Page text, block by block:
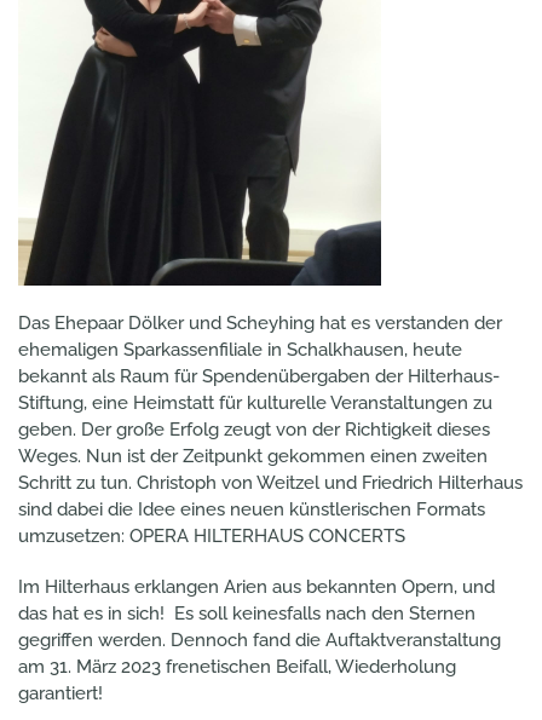
Das Ehepaar Dölker und Scheyhing hat es verstanden der
ehemaligen Sparkassenfiliale in Schalkhausen, heute
bekannt als Raum für Spendenübergaben der Hilterhaus-
Stiftung, eine Heimstatt für kulturelle Veranstaltungen zu
geben. Der große Erfolg zeugt von der Richtigkeit dieses
Weges. Nun ist der Zeitpunkt gekommen einen zweiten
Schritt zu tun. Christoph von Weitzel und Friedrich Hilterhaus
sind dabei die Idee eines neuen künstlerischen Formats
umzusetzen: OPERA HILTERHAUS CONCERTS
Im Hilterhaus erklangen Arien aus bekannten Opern, und
das hat es in sich! Es soll keinesfalls nach den Sternen
gegriffen werden. Dennoch fand die Auftaktveranstaltung
am 31. März 2023 frenetischen Beifall, Wiederholung
garantiert!